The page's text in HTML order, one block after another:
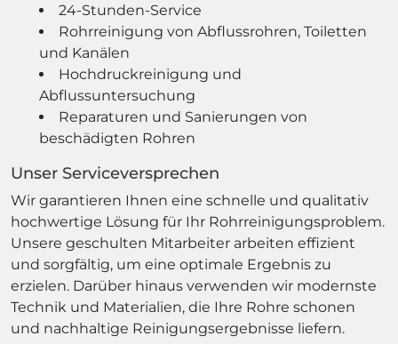
24-Stunden-Service
Rohrreinigung von Abflussrohren, Toiletten
und Kanälen
Hochdruckreinigung und
Abflussuntersuchung
Reparaturen und Sanierungen von
beschädigten Rohren
Unser Serviceversprechen
Wir garantieren Ihnen eine schnelle und qualitativ
hochwertige Lösung für Ihr Rohrreinigungsproblem.
Unsere geschulten Mitarbeiter arbeiten effizient
und sorgfältig, um eine optimale Ergebnis zu
erzielen. Darüber hinaus verwenden wir modernste
Technik und Materialien, die Ihre Rohre schonen
und nachhaltige Reinigungsergebnisse liefern.